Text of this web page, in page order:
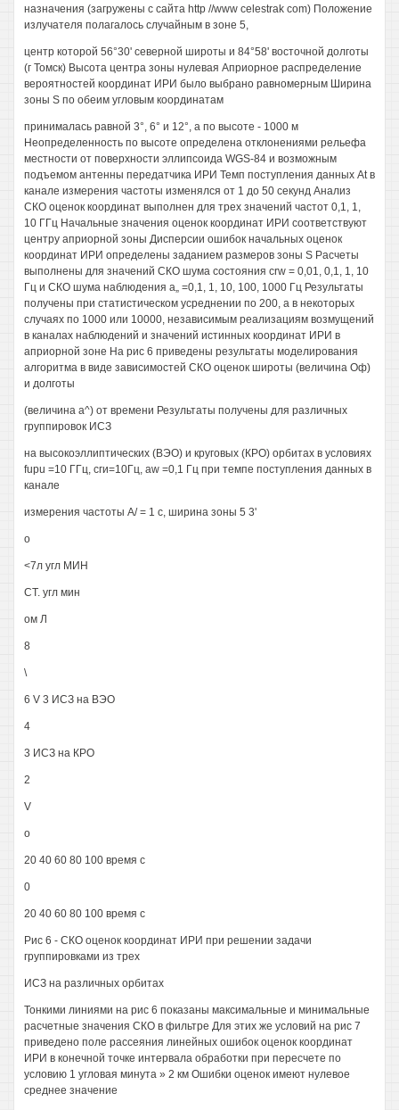
назначения (загружены с сайта http //www celestrak com) Положение
излучателя полагалось случайным в зоне 5,
центр которой 56°30' северной широты и 84°58' восточной долготы
(г Томск) Высота центра зоны нулевая Априорное распределение
вероятностей координат ИРИ было выбрано равномерным Ширина
зоны S по обеим угловым координатам
принималась равной 3°, 6° и 12°, а по высоте - 1000 м
Неопределенность по высоте определена отклонениями рельефа
местности от поверхности эллипсоида WGS-84 и возможным
подъемом антенны передатчика ИРИ Темп поступления данных Аt в
канале измерения частоты изменялся от 1 до 50 секунд Анализ
СКО оценок координат выполнен для трех значений частот 0,1, 1,
10 ГГц Начальные значения оценок координат ИРИ соответствуют
центру априорной зоны Дисперсии ошибок начальных оценок
координат ИРИ определены заданием размеров зоны S Расчеты
выполнены для значений СКО шума состояния crw = 0,01, 0,1, 1, 10
Гц и СКО шума наблюдения а„ =0,1, 1, 10, 100, 1000 Гц Результаты
получены при статистическом усреднении по 200, а в некоторых
случаях по 1000 или 10000, независимым реализациям возмущений
в каналах наблюдений и значений истинных координат ИРИ в
априорной зоне На рис 6 приведены результаты моделирования
алгоритма в виде зависимостей СКО оценок широты (величина Оф)
и долготы
(величина а^) от времени Результаты получены для различных
группировок ИСЗ
на высокоэллиптических (ВЭО) и круговых (КРО) орбитах в условиях
fupu =10 ГГц, сги=10Гц, aw =0,1 Гц при темпе поступления данных в
канале
измерения частоты А/ = 1 с, ширина зоны 5 3'
о
<7л угл МИН
СТ. угл мин
ом Л
8
\
6 V 3 ИСЗ на ВЭО
4
3 ИСЗ на КРО
2
V
о
20 40 60 80 100 время с
0
20 40 60 80 100 время с
Рис 6 - СКО оценок координат ИРИ при решении задачи
группировками из трех
ИСЗ на различных орбитах
Тонкими линиями на рис 6 показаны максимальные и минимальные
расчетные значения СКО в фильтре Для этих же условий на рис 7
приведено поле рассеяния линейных ошибок оценок координат
ИРИ в конечной точке интервала обработки при пересчете по
условию 1 угловая минута » 2 км Ошибки оценок имеют нулевое
среднее значение